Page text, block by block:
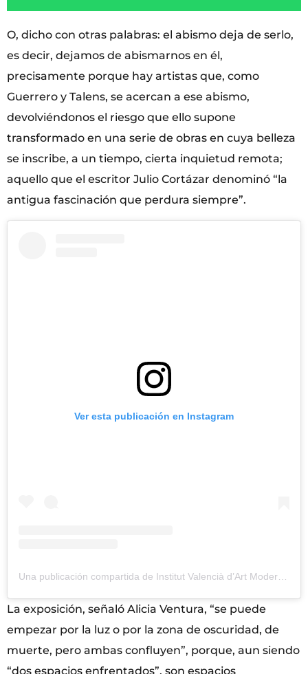
O, dicho con otras palabras: el abismo deja de serlo,
es decir, dejamos de abismarnos en él,
precisamente porque hay artistas que, como
Guerrero y Talens, se acercan a ese abismo,
devolviéndonos el riesgo que ello supone
transformado en una serie de obras en cuya belleza
se inscribe, a un tiempo, cierta inquietud remota;
aquello que el escritor Julio Cortázar denominó “la
antigua fascinación que perdura siempre”.
Ver esta publicación en Instagram
Una publicación compartida de Institut Valencià d’Art Modern (@gva_ivam)
La exposición, señaló Alicia Ventura, “se puede
empezar por la luz o por la zona de oscuridad, de
muerte, pero ambas confluyen”, porque, aun siendo
“dos espacios enfrentados”, son espacios